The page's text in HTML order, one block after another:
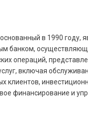
в 1990 году,
банком,
операций,
включая
клиентов,
финансирование и